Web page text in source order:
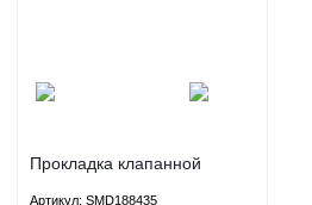
Прокладка клапанной
Артикул: SMD188435